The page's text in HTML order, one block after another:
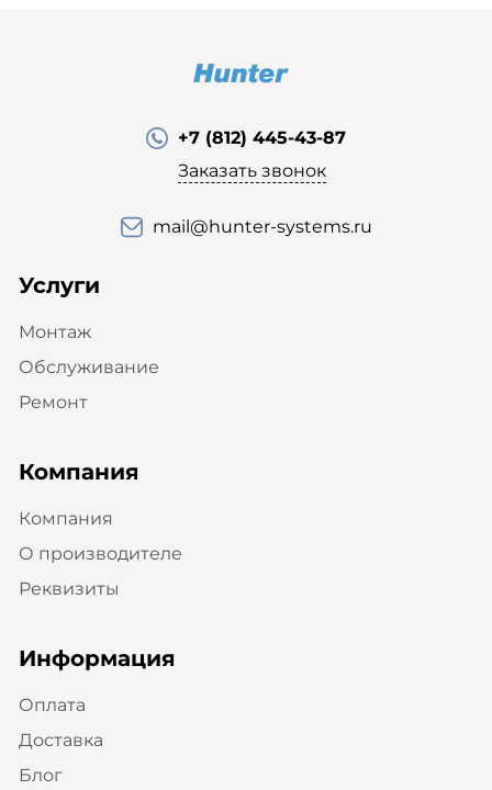
+7 (812) 445-43-87
Заказать звонок
mail@hunter-systems.ru
Услуги
Монтаж
Обслуживание
Ремонт
Компания
Компания
О производителе
Реквизиты
Информация
Оплата
Доставка
Блог